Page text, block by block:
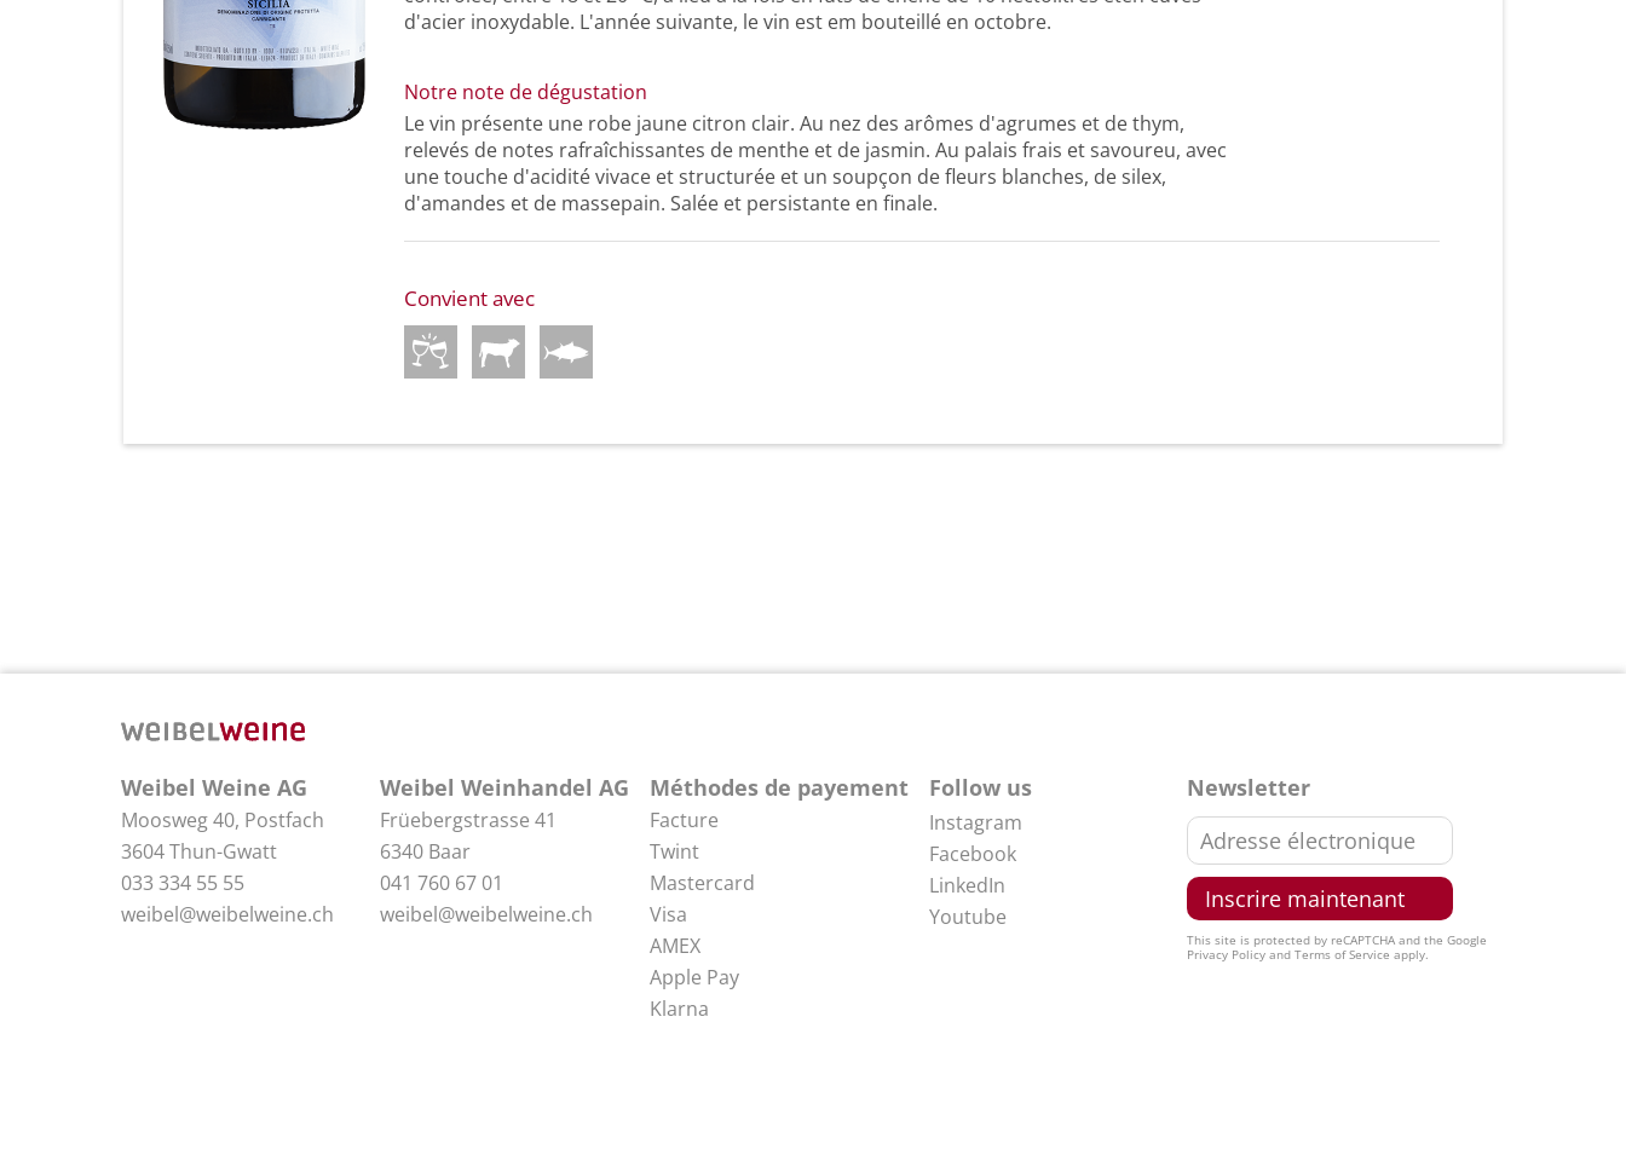
d'acier inoxydable. L'année suivante, le vin est em bouteillé en octobre.
Notre note de dégustation
Le vin présente une robe jaune citron clair. Au nez des arômes d'agrumes et de thym,
relevés de notes rafraîchissantes de menthe et de jasmin. Au palais frais et savoureu, avec
une touche d'acidité vivace et structurée et un soupçon de fleurs blanches, de silex,
d'amandes et de massepain. Salée et persistante en finale.
Convient avec
Weibel Weine AG
Moosweg 40, Postfach
3604 Thun-Gwatt
033 334 55 55
weibel@weibelweine.ch
Weibel Weinhandel AG
Früebergstrasse 41
6340 Baar
041 760 67 01
weibel@weibelweine.ch
Méthodes de payement
Facture
Twint
Mastercard
Visa
AMEX
Apple Pay
Klarna
Follow us
Instagram
Facebook
LinkedIn
Youtube
Newsletter
This site is protected by reCAPTCHA and the Google
Privacy Policy and Terms of Service apply.